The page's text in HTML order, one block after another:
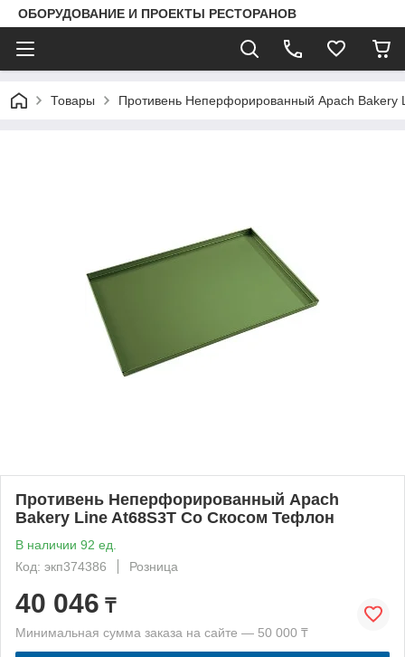
ОБОРУДОВАНИЕ И ПРОЕКТЫ РЕСТОРАНОВ
Товары Противень Неперфорированный Apach
Противень Неперфорированный Apach
Bakery Line At68S3T Со Скосом Тефлон
В наличии 92 ед.
Код: экп374386
Розница
40 046 ₸
Минимальная сумма заказа на сайте — 50 000 ₸